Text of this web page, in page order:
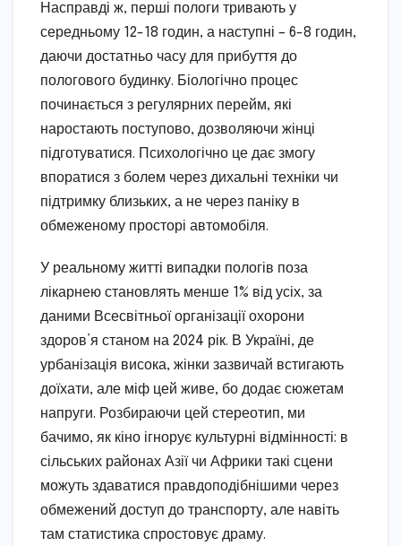
Насправді ж, перші пологи тривають у
середньому 12-18 годин, а наступні – 6-8 годин,
даючи достатньо часу для прибуття до
пологового будинку. Біологічно процес
починається з регулярних перейм, які
наростають поступово, дозволяючи жінці
підготуватися. Психологічно це дає змогу
впоратися з болем через дихальні техніки чи
підтримку близьких, а не через паніку в
обмеженому просторі автомобіля.
У реальному житті випадки пологів поза
лікарнею становлять менше 1% від усіх, за
даними Всесвітньої організації охорони
здоров’я станом на 2024 рік. В Україні, де
урбанізація висока, жінки зазвичай встигають
доїхати, але міф цей живе, бо додає сюжетам
напруги. Розбираючи цей стереотип, ми
бачимо, як кіно ігнорує культурні відмінності: в
сільських районах Азії чи Африки такі сцени
можуть здаватися правдоподібнішими через
обмежений доступ до транспорту, але навіть
там статистика спростовує драму.